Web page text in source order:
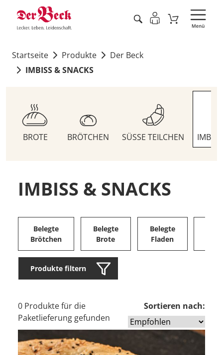
Startseite Produkte
Der Beck
IMBISS & SNACKS
BROTE BRÖTCHEN SÜSSE TEILCHEN
IMBISS & SNACKS
Belegte
Brötchen
Belegte
Brote
Belegte
Fladen
Produkte filtern
0 Produkte für die
Paketlieferung gefunden
Sortieren nach: